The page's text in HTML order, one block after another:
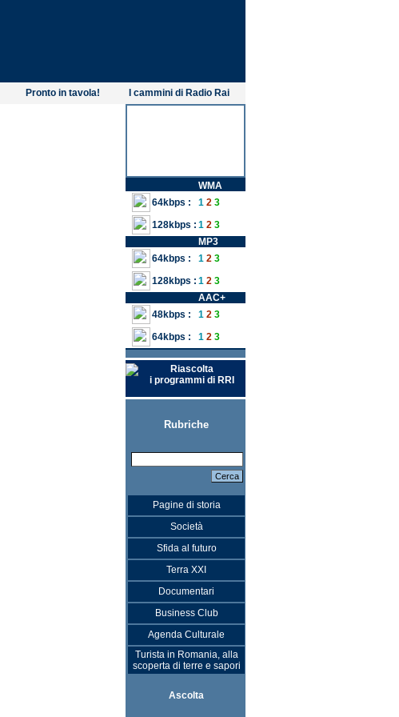
Pronto in tavola!
I cammini di Radio Rai
WMA
64kbps :
1 2 3
128kbps : 1 2 3
MP3
64kbps :
1 2 3
128kbps : 1 2 3
AAC+
48kbps :
1 2 3
64kbps :
1 2 3
Riascolta
i programmi di RRI
Rubriche
Pagine di storia
Società
Sfida al futuro
Terra XXI
Documentari
Business Club
Agenda Culturale
Turista in Romania, alla
scoperta di terre e sapori
Ascolta